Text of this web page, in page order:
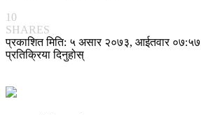
10
SHARES
प्रकाशित मिति: ५ असार २०७३, आईतवार ०७:५७
प्रतिक्रिया दिनुहोस्